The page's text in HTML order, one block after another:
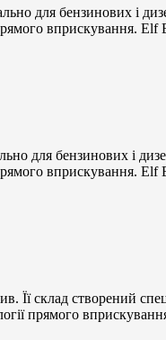
для бензинових і
вприскування.
для бензинових і
вприскування.
Її склад створений
прямого